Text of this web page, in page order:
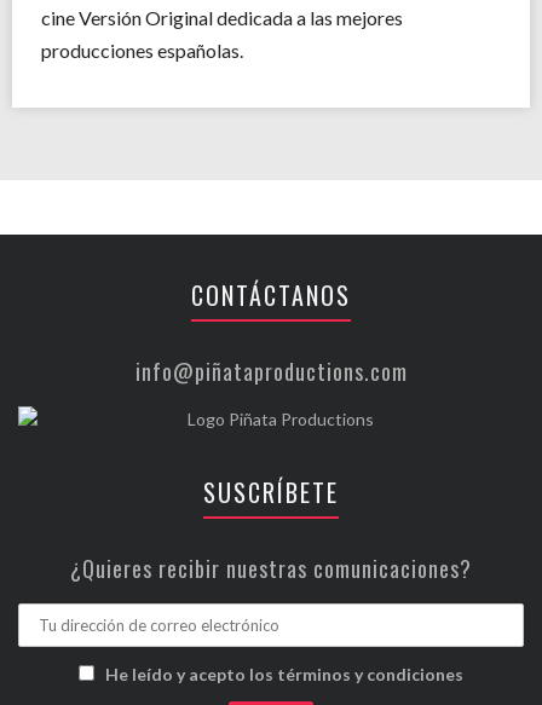
cine Versión Original dedicada a las mejores
producciones españolas.
CONTÁCTANOS
info@piñataproductions.com
SUSCRÍBETE
¿Quieres recibir nuestras comunicaciones?
He leído y acepto los términos y condiciones